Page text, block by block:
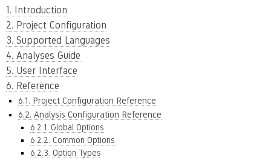
1. Introduction
2. Project Configuration
3. Supported Languages
4. Analyses Guide
5. User Interface
6. Reference
6.1. Project Configuration Reference
6.2. Analysis Configuration Reference
6.2.1. Global Options
6.2.2. Common Options
6.2.3. Option Types